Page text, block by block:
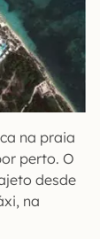
na praia
perto. O
desde
na